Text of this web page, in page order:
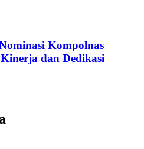
Kompolnas
dan Dedikasi